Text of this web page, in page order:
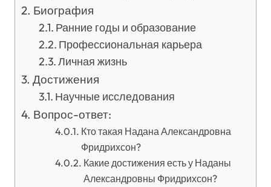
Биография
Ранние годы и образование
Профессиональная карьера
Личная жизнь
Достижения
Научные исследования
Вопрос-ответ:
Кто такая Надана Александровна
Фридрихсон?
Какие достижения есть у Наданы
Александровны Фридрихсон?